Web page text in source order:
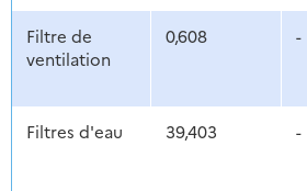
Filtre de
ventilation
0,608 -
Filtres d'eau 39,403 -